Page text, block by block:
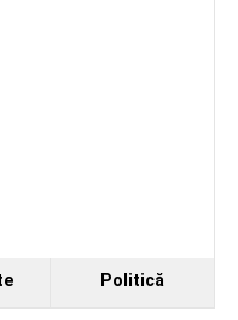
tango „Armonii în
Politică